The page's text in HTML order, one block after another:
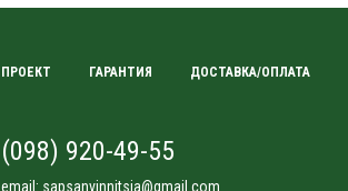
ПРОЕКТ ГАРАНТИЯ ДОСТАВКА/ОПЛАТА
(098) 920-49-55
email: sapsanvinnitsia@gmail.com